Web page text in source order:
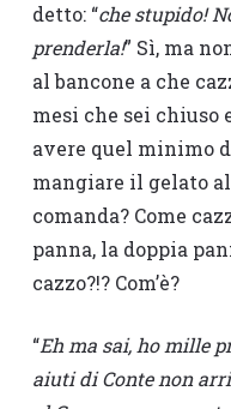
detto: “che stupido!
prenderla!” Sì, ma
al bancone a che
mesi che sei chiuso
avere quel minimo
mangiare il gelato
comanda? Come
panna, la doppia
cazzo?!? Com’è?
“Eh ma sai, ho mille
aiuti di Conte non